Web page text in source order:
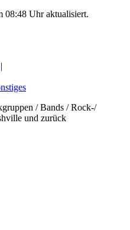
08:48 Uhr aktualisiert.
|
/ Bands / Rock-/
und zurück